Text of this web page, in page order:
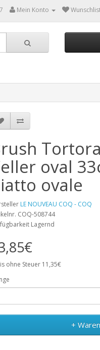
Mein Konto
oval
ovale
LE NOUVEAU COQ - COQ
COQ-508744
Lagernd
ohne Steuer 11,35€
+